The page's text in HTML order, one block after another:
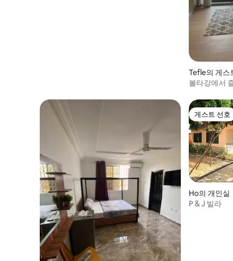
Tefle의 게스
볼타강에서
게스트 선호
게스트 선호
Ho의 개인실
P & J 빌라